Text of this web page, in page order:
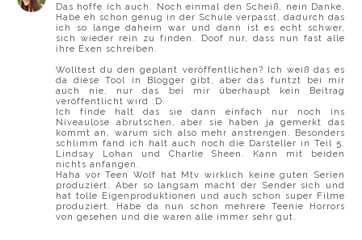
Das hoffe ich auch. Noch einmal den Scheiß, nein Danke.
Habe eh schon genug in der Schule verpasst, dadurch das
ich so lange daheim war und dann ist es echt schwer,
sich wieder rein zu finden. Doof nur, dass nun fast alle
ihre Exen schreiben.
Wolltest du den geplant veröffentlichen? Ich weiß das es
da diese Tool in Blogger gibt, aber das funtzt bei mir
auch nie, nur das bei mir überhaupt kein Beitrag
veröffentlicht wird :D.
Ich finde halt das sie dann einfach nur noch ins
Niveaulose abrutschen, aber sie haben ja gemerkt das
kommt an, warum sich also mehr anstrengen. Besonders
schlimm fand ich halt auch noch die Darsteller in Teil 5.
Lindsay Lohan und Charlie Sheen. Kann mit beiden
nichts anfangen.
Haha vor Teen Wolf hat Mtv wirklich keine guten Serien
produziert. Aber so langsam macht der Sender sich und
hat tolle Eigenproduktionen und auch schon super Filme
produziert. Habe da nun schon mehrere Teenie Horrors
von gesehen und die waren alle immer sehr gut.